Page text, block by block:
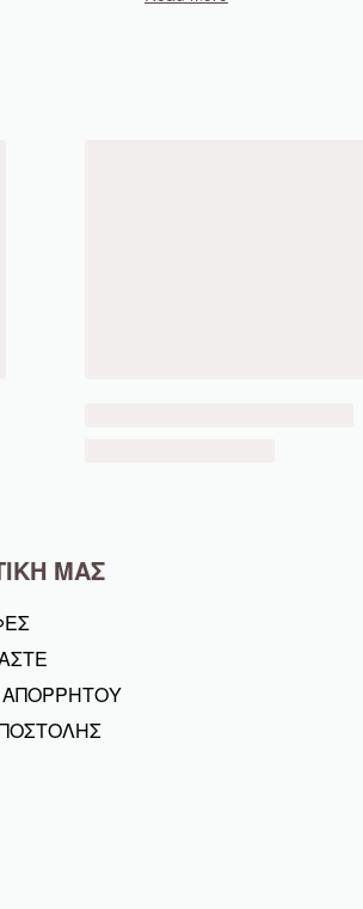
ΜΑΣ
ΑΠΟΡΡΗΤΟΥ